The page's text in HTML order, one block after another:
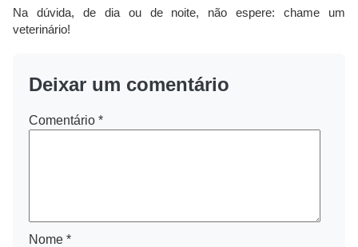
Na dúvida, de dia ou de noite, não espere: chame um
veterinário!
Deixar um comentário
Comentário *
Nome *